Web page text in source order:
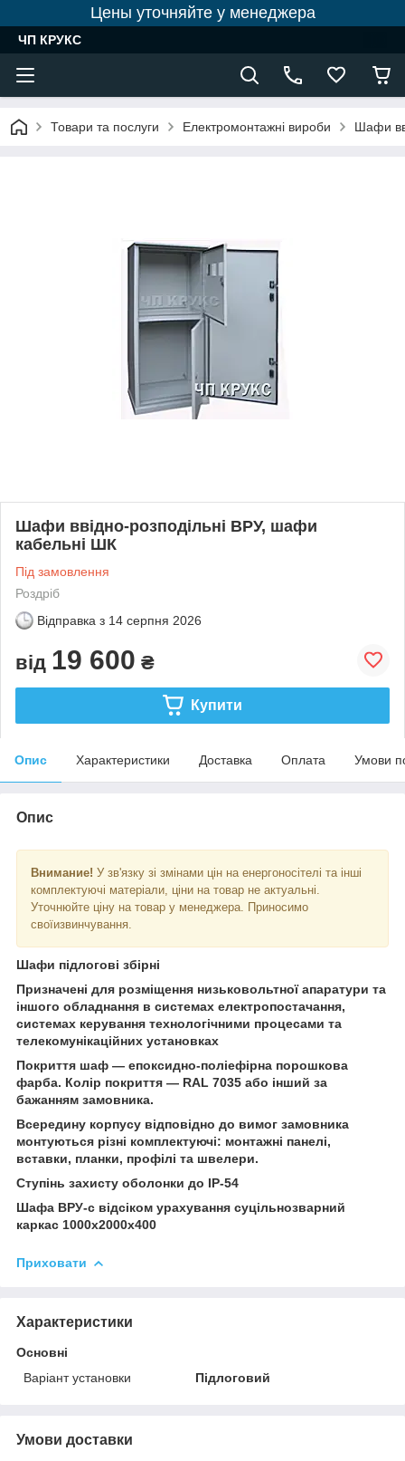
Цены уточняйте у менеджера
ЧП КРУКС
Товари та послуги Електромонтажні вироби Шафи
Шафи ввідно-розподільні ВРУ, шафи
кабельні ШК
Під замовлення
Роздріб
Відправка з 14 серпня 2026
від 19 600 ₴
Купити
Опис Характеристики Доставка Оплата Умови
Опис
Внимание! У зв'язку зі змінами цін на енергоносітелі та інші
комплектуючі матеріали, ціни на товар не актуальні.
Уточнюйте ціну на товар у менеджера. Приносимо
своїизвинчування.
Шафи підлогові збірні
Призначені для розміщення низьковольтної апаратури та
іншого обладнання в системах електропостачання,
системах керування технологічними процесами та
телекомунікаційних установках
Покриття шаф — епоксидно-поліефірна порошкова
фарба. Колір покриття — RAL 7035 або інший за
бажанням замовника.
Всередину корпусу відповідно до вимог замовника
монтуються різні комплектуючі: монтажні панелі,
вставки, планки, профілі та швелери.
Ступінь захисту оболонки до IP-54
Шафа ВРУ-с відсіком урахування суцільнозварний
каркас 1000х2000х400
Приховати
Характеристики
Основні
Варіант установки
Підлоговий
Умови доставки